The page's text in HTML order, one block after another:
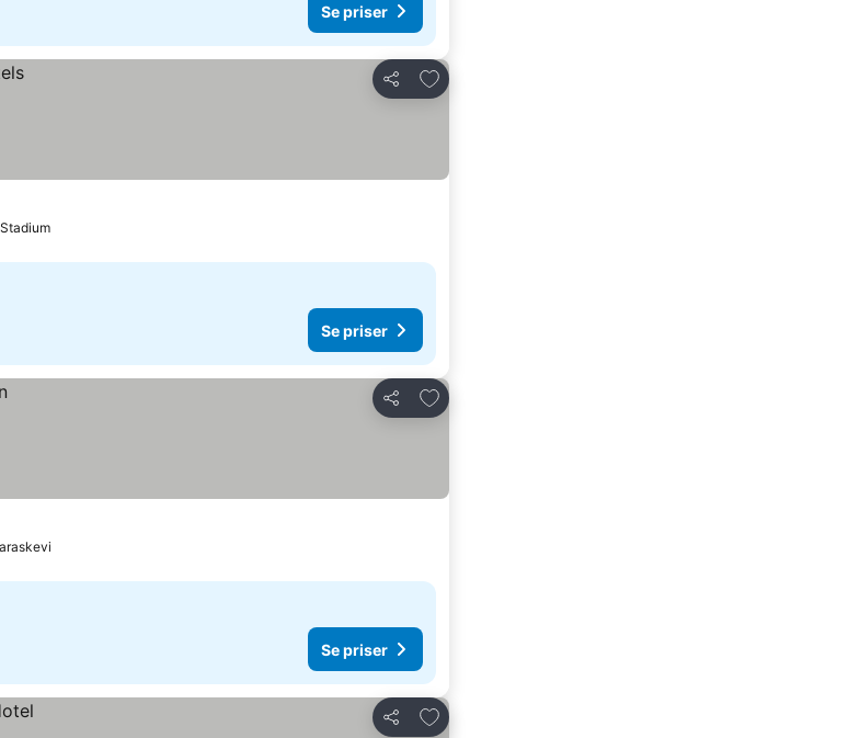
Se priser
Dela
Lägg till i Mina Favoriter
Se priser
Dela
Lägg till i Mina Favoriter
Se priser
Dela
Lägg till i Mina Favoriter